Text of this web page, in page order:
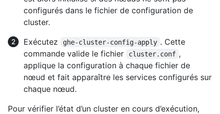
configurés dans le fichier de configuration de
cluster.
Exécutez
ghe-cluster-config-apply . Cette
commande valide le fichier
cluster.conf ,
applique la configuration à chaque fichier de
nœud et fait apparaître les services configurés sur
chaque nœud.
Pour vérifier l’état d’un cluster en cours d’exécution,